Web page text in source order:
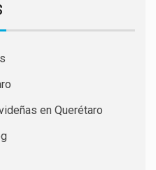
en Querétaro